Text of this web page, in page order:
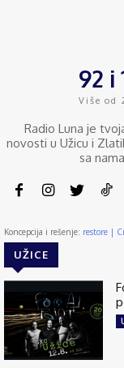
92 i
Više od
Radio Luna je
novosti u Užicu i
sa
Koncepcija i rešenje: restore |
UŽICE